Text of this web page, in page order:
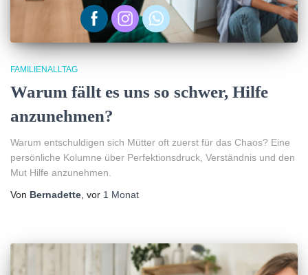
FAMILIENALLTAG
Warum fällt es uns so schwer, Hilfe
anzunehmen?
Warum entschuldigen sich Mütter oft zuerst für das Chaos? Eine
persönliche Kolumne über Perfektionsdruck, Verständnis und den
Mut Hilfe anzunehmen.
Von Bernadette, vor 1 Monat